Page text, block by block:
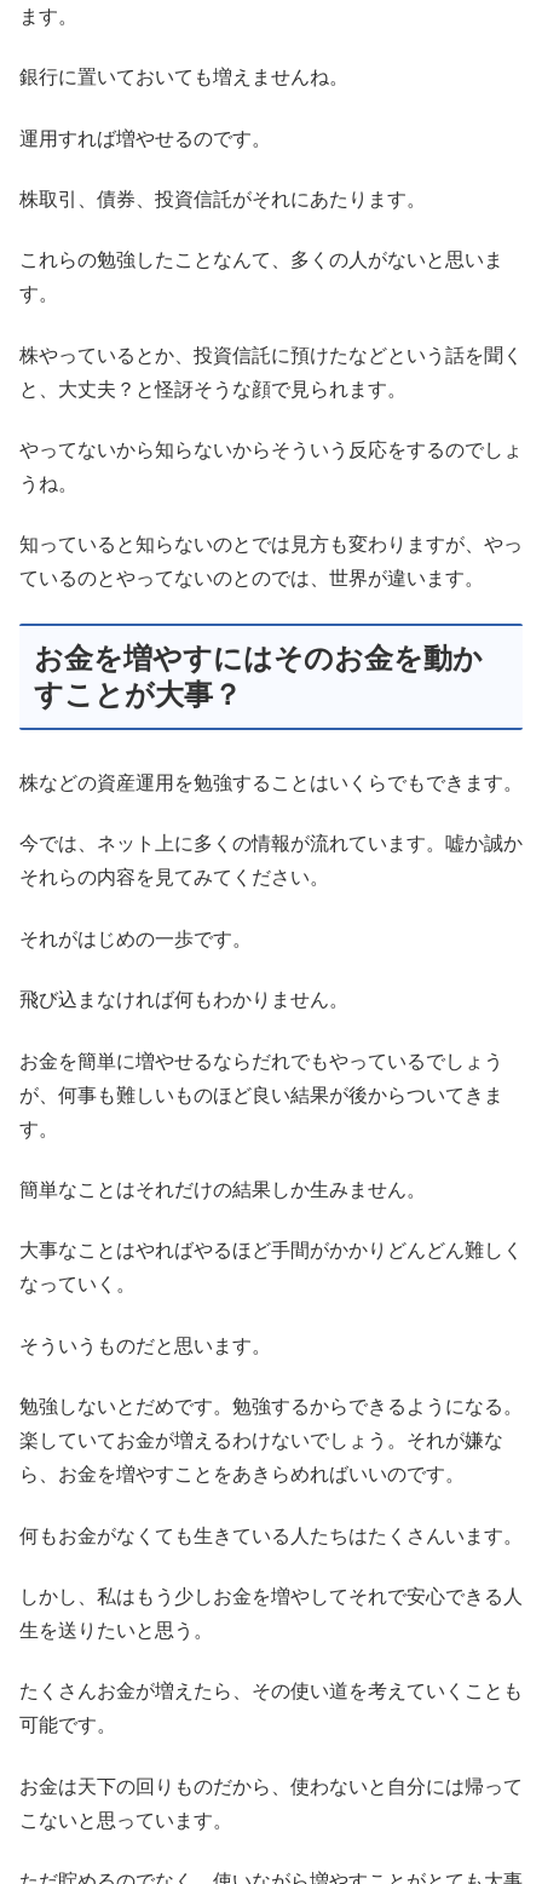
ます。
銀行に置いておいても増えませんね。
運用すれば増やせるのです。
株取引、債券、投資信託がそれにあたります。
これらの勉強したことなんて、多くの人がないと思いま
す。
株やっているとか、投資信託に預けたなどという話を聞く
と、大丈夫？と怪訝そうな顔で見られます。
やってないから知らないからそういう反応をするのでしょ
うね。
知っていると知らないのとでは見方も変わりますが、やっ
ているのとやってないのとのでは、世界が違います。
お金を増やすにはそのお金を動か
すことが大事？
株などの資産運用を勉強することはいくらでもできます。
今では、ネット上に多くの情報が流れています。嘘か誠か
それらの内容を見てみてください。
それがはじめの一歩です。
飛び込まなければ何もわかりません。
お金を簡単に増やせるならだれでもやっているでしょう
が、何事も難しいものほど良い結果が後からついてきま
す。
簡単なことはそれだけの結果しか生みません。
大事なことはやればやるほど手間がかかりどんどん難しく
なっていく。
そういうものだと思います。
勉強しないとだめです。勉強するからできるようになる。
楽していてお金が増えるわけないでしょう。それが嫌な
ら、お金を増やすことをあきらめればいいのです。
何もお金がなくても生きている人たちはたくさんいます。
しかし、私はもう少しお金を増やしてそれで安心できる人
生を送りたいと思う。
たくさんお金が増えたら、その使い道を考えていくことも
可能です。
お金は天下の回りものだから、使わないと自分には帰って
こないと思っています。